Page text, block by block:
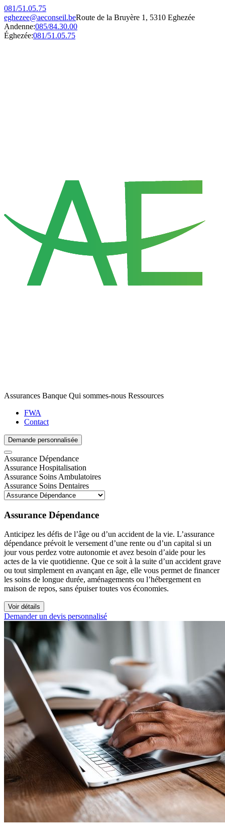
081/51.05.75
eghezee@aeconseil.beRoute de la Bruyère 1, 5310 Eghezée
Andenne:085/84.30.00
Éghezée:081/51.05.75
Assurances Banque Qui sommes-nous Ressources
FWA
Contact
Demande personnalisée
Assurance Dépendance
Assurance Hospitalisation
Assurance Soins Ambulatoires
Assurance Soins Dentaires
Assurance Dépendance
Anticipez les défis de l’âge ou d’un accident de la vie. L’assurance
dépendance prévoit le versement d’une rente ou d’un capital si un
jour vous perdez votre autonomie et avez besoin d’aide pour les
actes de la vie quotidienne. Que ce soit à la suite d’un accident grave
ou tout simplement en avançant en âge, elle vous permet de financer
les soins de longue durée, aménagements ou l’hébergement en
maison de repos, sans épuiser toutes vos économies.
Voir détails
Demander un devis personnalisé